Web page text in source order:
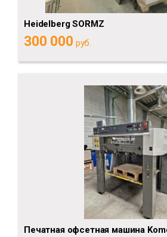
Heidelberg SORMZ
300 000 руб.
Печатная офсетная машина